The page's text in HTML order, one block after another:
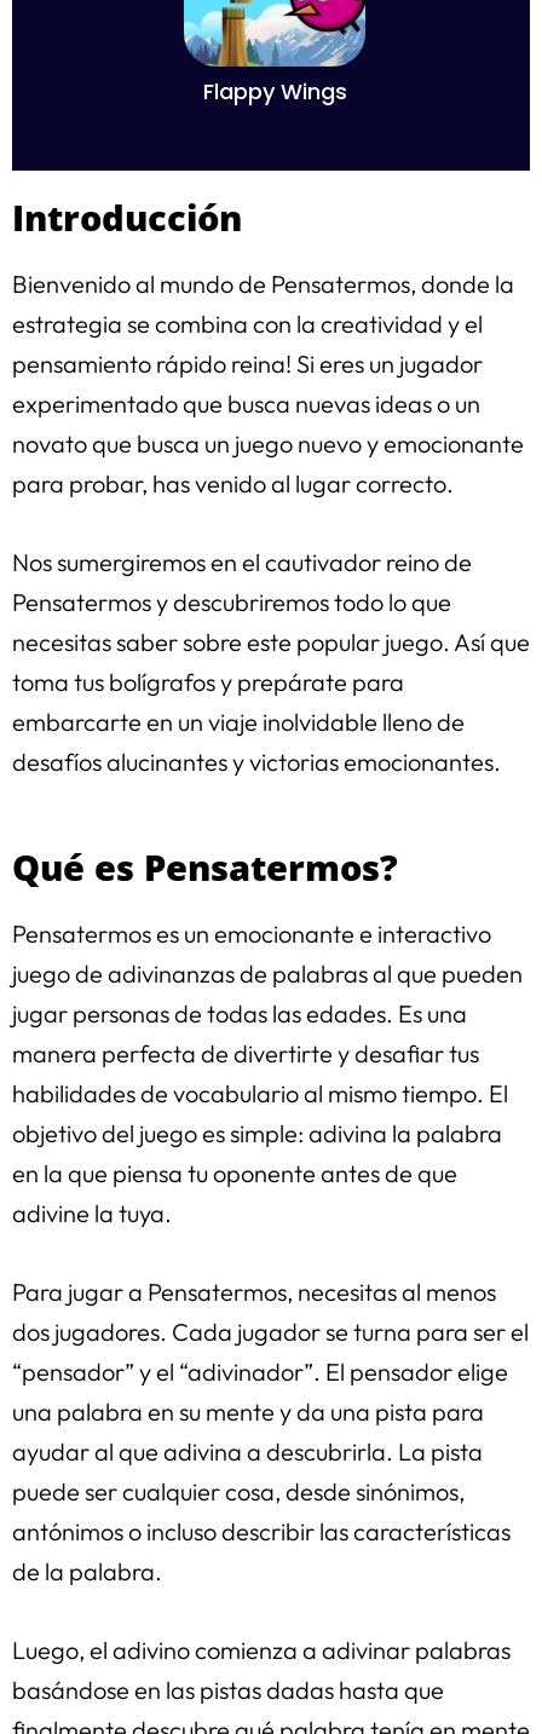
Flappy Wings
Introducción
Bienvenido al mundo de Pensatermos, donde la
estrategia se combina con la creatividad y el
pensamiento rápido reina! Si eres un jugador
experimentado que busca nuevas ideas o un
novato que busca un juego nuevo y emocionante
para probar, has venido al lugar correcto.
Nos sumergiremos en el cautivador reino de
Pensatermos y descubriremos todo lo que
necesitas saber sobre este popular juego. Así que
toma tus bolígrafos y prepárate para
embarcarte en un viaje inolvidable lleno de
desafíos alucinantes y victorias emocionantes.
Qué es Pensatermos?
Pensatermos es un emocionante e interactivo
juego de adivinanzas de palabras al que pueden
jugar personas de todas las edades. Es una
manera perfecta de divertirte y desafiar tus
habilidades de vocabulario al mismo tiempo. El
objetivo del juego es simple: adivina la palabra
en la que piensa tu oponente antes de que
adivine la tuya.
Para jugar a Pensatermos, necesitas al menos
dos jugadores. Cada jugador se turna para ser el
“pensador” y el “adivinador”. El pensador elige
una palabra en su mente y da una pista para
ayudar al que adivina a descubrirla. La pista
puede ser cualquier cosa, desde sinónimos,
antónimos o incluso describir las características
de la palabra.
Luego, el adivino comienza a adivinar palabras
basándose en las pistas dadas hasta que